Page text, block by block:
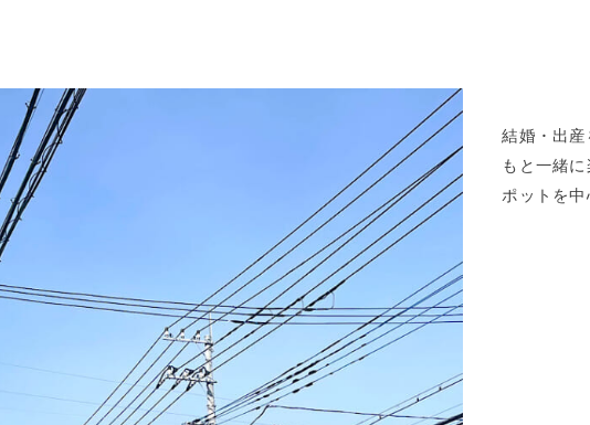
結婚・出
もと一緒
ポットを中